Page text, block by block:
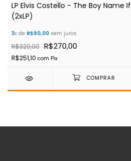
LP Elvis Costello - The Boy Name If
(2xLP)
3x de R$90,00sem juros
R$320,00 R$270,00
R$251,10com Pix